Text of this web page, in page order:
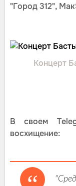
"Город 312",
Концерт
В своем
восхищение: